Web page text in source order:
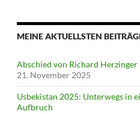
MEINE AKTUELLSTEN
Abschied von Richard
21. November 2025
Usbekistan 2025: Unterwegs in
Aufbruch